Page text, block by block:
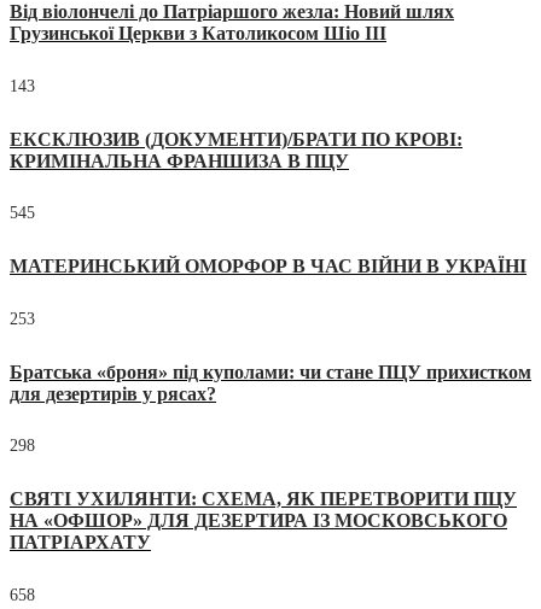
Від віолончелі до Патріаршого жезла: Новий шлях
Грузинської Церкви з Католикосом Шіо III
143
ЕКСКЛЮЗИВ (ДОКУМЕНТИ)/БРАТИ ПО КРОВІ:
КРИМІНАЛЬНА ФРАНШИЗА В ПЦУ
545
МАТЕРИНСЬКИЙ ОМОРФОР В ЧАС ВІЙНИ В УКРАЇНІ
253
Братська «броня» під куполами: чи стане ПЦУ прихистком
для дезертирів у рясах?
298
СВЯТІ УХИЛЯНТИ: СХЕМА, ЯК ПЕРЕТВОРИТИ ПЦУ
НА «ОФШОР» ДЛЯ ДЕЗЕРТИРА ІЗ МОСКОВСЬКОГО
ПАТРІАРХАТУ
658